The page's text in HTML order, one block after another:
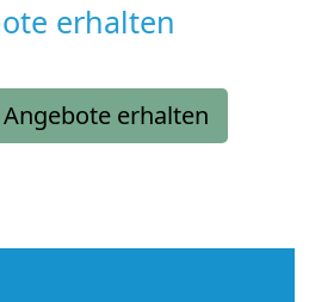
erhalten
erhalten